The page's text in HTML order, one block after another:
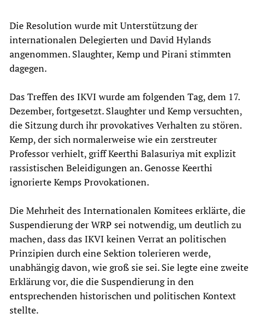
Die Resolution wurde mit Unterstützung der
internationalen Delegierten und David Hylands
angenommen. Slaughter, Kemp und Pirani stimmten
dagegen.
Das Treffen des IKVI wurde am folgenden Tag, dem 17.
Dezember, fortgesetzt. Slaughter und Kemp versuchten,
die Sitzung durch ihr provokatives Verhalten zu stören.
Kemp, der sich normalerweise wie ein zerstreuter
Professor verhielt, griff Keerthi Balasuriya mit explizit
rassistischen Beleidigungen an. Genosse Keerthi
ignorierte Kemps Provokationen.
Die Mehrheit des Internationalen Komitees erklärte, die
Suspendierung der WRP sei notwendig, um deutlich zu
machen, dass das IKVI keinen Verrat an politischen
Prinzipien durch eine Sektion tolerieren werde,
unabhängig davon, wie groß sie sei. Sie legte eine zweite
Erklärung vor, die die Suspendierung in den
entsprechenden historischen und politischen Kontext
stellte.